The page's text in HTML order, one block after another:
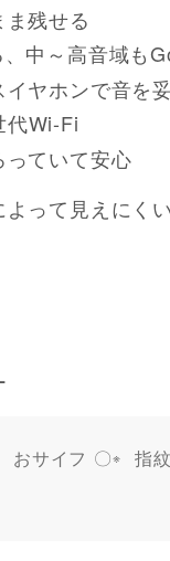
残せる
中～高音域も
ヤホンで音を
代Wi-Fi
ていて安心
って見えにく
おサイフ 〇 指